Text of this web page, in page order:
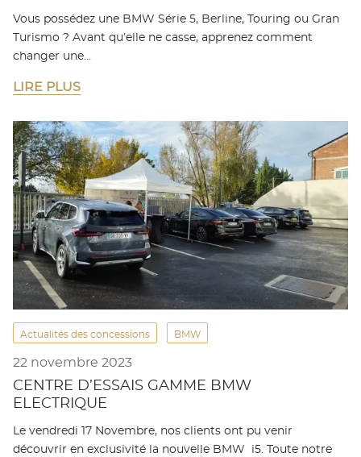
Vous possédez une BMW Série 5, Berline, Touring ou Gran
Turismo ? Avant qu’elle ne casse, apprenez comment
changer une…
LIRE PLUS
Actualités des concessions BMW
22 novembre 2023
CENTRE D’ESSAIS GAMME BMW
ELECTRIQUE
Le vendredi 17 Novembre, nos clients ont pu venir
découvrir en exclusivité la nouvelle BMW i5. Toute notre